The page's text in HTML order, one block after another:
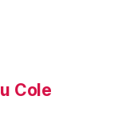
Cole